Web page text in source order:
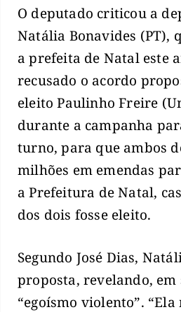
O deputado criticou a
Natália Bonavides (PT),
a prefeita de Natal este
recusado o acordo
eleito Paulinho Freire
durante a campanha
turno, para que ambos
milhões em emendas
a Prefeitura de Natal,
dos dois fosse eleito.
Segundo José Dias,
proposta, revelando, em
“egoísmo violento”.